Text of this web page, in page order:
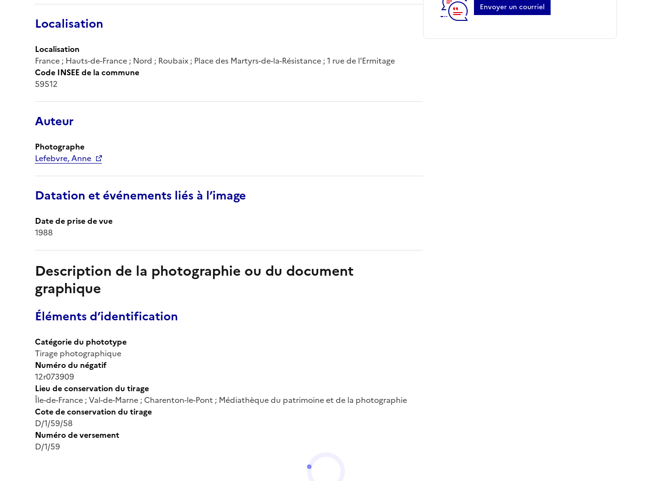
Localisation
Localisation
France ; Hauts-de-France ; Nord ; Roubaix ; Place des Martyrs-de-la-Résistance ; 1 rue de l'Ermitage
Code INSEE de la commune
59512
Auteur
Photographe
Lefebvre, Anne
Datation et événements liés à l’image
Date de prise de vue
1988
Description de la photographie ou du document
graphique
Éléments d’identification
Catégorie du phototype
Tirage photographique
Numéro du négatif
12r073909
Lieu de conservation du tirage
Île-de-France ; Val-de-Marne ; Charenton-le-Pont ; Médiathèque du patrimoine et de la photographie
Cote de conservation du tirage
D/1/59/58
Numéro de versement
D/1/59
Envoyer un courriel